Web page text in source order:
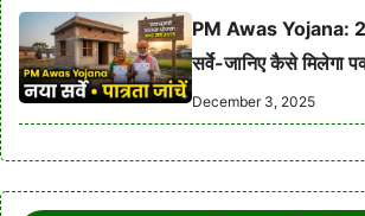
PM Awas Yojana:
सर्वे-जानिए कैसे मिलेगा
December 3, 2025